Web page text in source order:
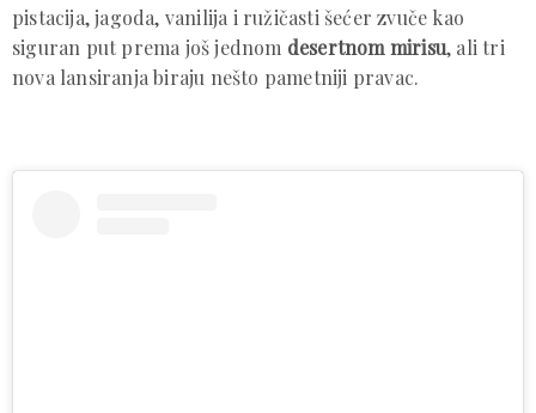
pistacija, jagoda, vanilija i ružičasti šećer zvuče kao
siguran put prema još jednom desertnom mirisu, ali tri
nova lansiranja biraju nešto pametniji pravac.